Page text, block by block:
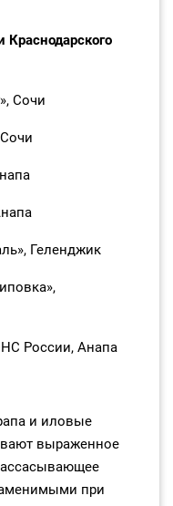
Краснодарского
Сочи
Геленджик
России, Анапа
и иловые
выраженное
при